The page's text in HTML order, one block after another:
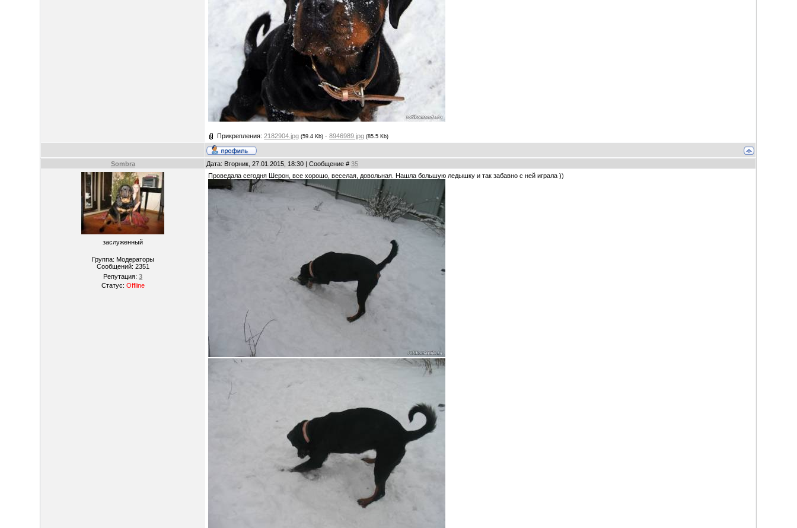
Прикрепления:2182904.jpg (59.4 Kb) ·8946989.jpg (85.5 Kb)
Sombra Дата: Вторник, 27.01.2015, 18:30 | Сообщение #35
заслуженный
Группа: Модераторы
Сообщений: 2351
Репутация:3
Статус: Offline
Проведала сегодня Шерон, все хорошо, веселая, довольная. Нашла большую ледышку и так забавно с ней играла ))